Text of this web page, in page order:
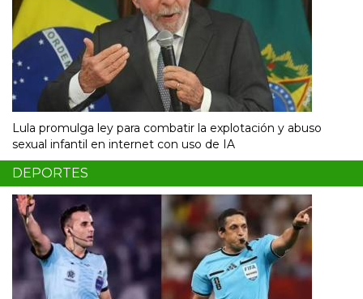
Lula promulga ley para combatir la explotación y abuso
sexual infantil en internet con uso de IA
DEPORTES